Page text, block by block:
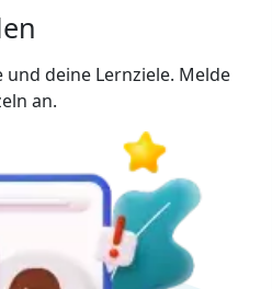
deine Lernziele. Melde
an.